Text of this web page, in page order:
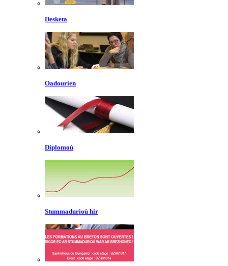
Desketa
Oadourien
Diplomoù
Stummadurioù hir